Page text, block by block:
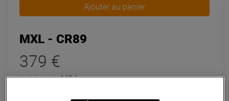
Ajouter au panier
MXL - CR89
379 €
dont éco-part : 0,07 €